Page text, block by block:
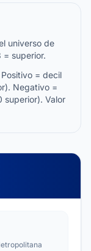
universo de
= superior.
= decil
Negativo =
superior). Valor